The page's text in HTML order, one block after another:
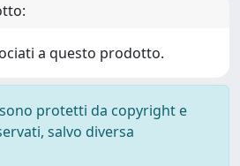
a questo prodotto.
protetti da copyright e
salvo diversa